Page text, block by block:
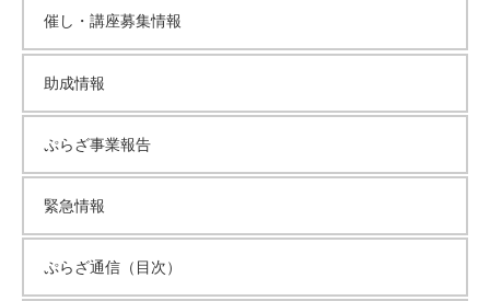
イ
ブ
催し・講座募集情報
助成情報
ぷらざ事業報告
緊急情報
ぷらざ通信（目次）